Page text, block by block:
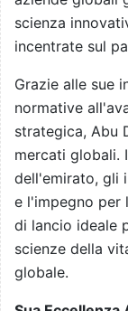
scienza
incentrate sul
Grazie alle sue
normative
strategica, Abu
mercati globali.
dell'emirato, gli
e l'impegno per
di lancio ideale
scienze della
globale.